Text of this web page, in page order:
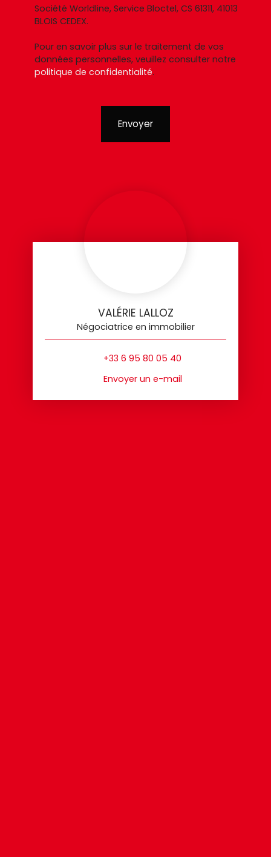
Société Worldline, Service Bloctel, CS 61311, 41013
BLOIS CEDEX.
Pour en savoir plus sur le traitement de vos
données personnelles, veuillez consulter notre
politique de confidentialité.
Envoyer
VALÉRIE LALLOZ
Négociatrice en immobilier
+33 6 95 80 05 40
Envoyer un e-mail